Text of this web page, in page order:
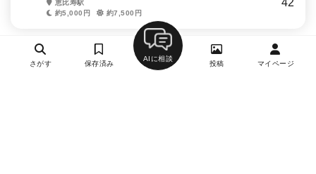
ワイン
恵比寿駅
約5,000円
約7,500円
42
さがす 保存済み
AIに相談
投稿 マイページ